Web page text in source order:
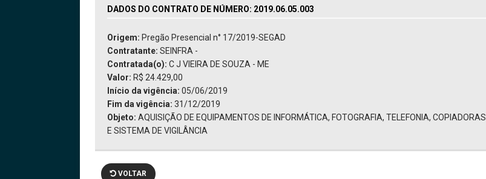
DADOS DO CONTRATO DE NÚMERO: 2019.06.05.003
Origem: Pregão Presencial n° 17/2019-SEGAD
Contratante: SEINFRA -
Contratada(o): C J VIEIRA DE SOUZA - ME
Valor: R$ 24.429,00
Início da vigência: 05/06/2019
Fim da vigência: 31/12/2019
Objeto: AQUISIÇÃO DE EQUIPAMENTOS DE INFORMÁTICA, FOTOGRAFIA, TELEFONIA, COPIADORAS
E SISTEMA DE VIGILÂNCIA
VOLTAR